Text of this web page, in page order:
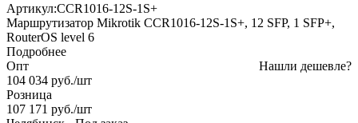
Артикул:CCR1016-12S-1S+
Маршрутизатор Mikrotik CCR1016-12S-1S+, 12 SFP, 1 SFP+,
RouterOS level 6
Подробнее
Нашли дешевле?
Опт
104 034 руб./шт
Розница
107 171 руб./шт